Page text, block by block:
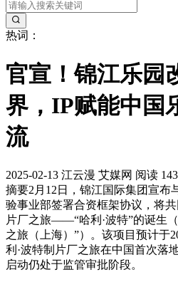
热词：
官宣！锦江乐园
界，IP赋能中国
流
2025-02-13 江云漫 艾媒网 阅读
摘要2月12日，锦江国际集团宣布
验事业部签署合资框架协议，将
片厂之旅——“哈利·波特”的诞生
之旅（上海）”）。该项目预计于
利·波特制片厂之旅在中国首次落
启动仍处于监管审批阶段。